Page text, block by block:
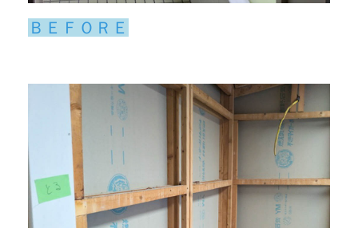
ＢＥＦＯＲＥ